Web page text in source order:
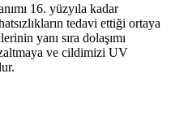
16. yüzyıla kadar
tedavi ettiği ortaya
yanı sıra dolaşımı
ve cildimizi UV